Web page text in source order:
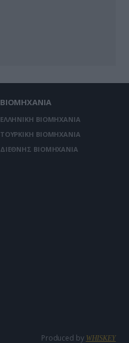
ΒΙΟΜΗΧΑΝΙΑ
ΕΛΛΗΝΙΚΗ ΒΙΟΜΗΧΑΝΙΑ
ΤΟΥΡΚΙΚΗ ΒΙΟΜΗΧΑΝΙΑ
ΔΙΕΘΝΗΣ ΒΙΟΜΗΧΑΝΙΑ
Produced by WHISKEY